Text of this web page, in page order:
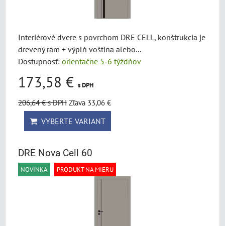
Interiérové dvere s povrchom DRE CELL, konštrukcia je
drevený rám + výplň voština alebo...
Dostupnosť: orientačne 5-6 týždňov
173,58 € s DPH
206,64 €s DPH Zľava 33,06 €
VYBERTE VARIANT
DRE Nova Cell 60
NOVINKA PRODUKT NA MIERU